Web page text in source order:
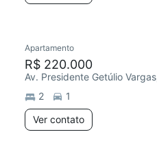
Apartamento
R$ 220.000
Av. Presidente Getúlio
2
1
Ver contato